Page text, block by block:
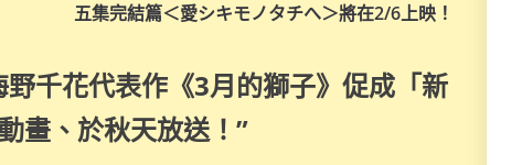
五集完結篇＜愛シキモノタチへ＞將在2/6上映！
千花代表作《3月的獅子》促成「新
畫、於秋天放送！ ”